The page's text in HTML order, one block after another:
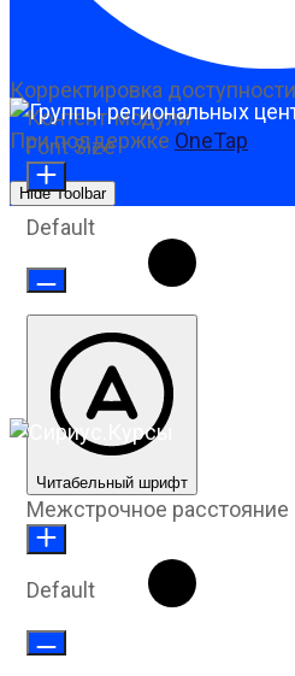
Корректировка доступности
При поддержке OneTap
Hide Toolbar
Контент-модули
Font Size
Default
Читабельный шрифт
Межстрочное расстояние
Default